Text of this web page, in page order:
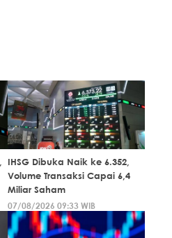
IHSG Dibuka Naik ke 6.352,
Volume Transaksi Capai 6,4
Miliar Saham
07/08/2026 09:33 WIB